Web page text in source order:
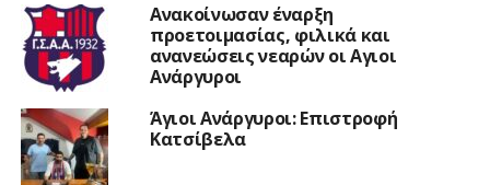
Ανακοίνωσαν έναρξη
προετοιμασίας, φιλικά και
ανανεώσεις νεαρών οι Αγιοι
Ανάργυροι
Άγιοι Ανάργυροι: Επιστροφή
Κατσίβελα